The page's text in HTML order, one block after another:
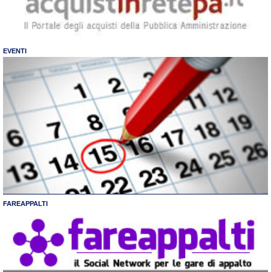
EVENTI
FAREAPPALTI